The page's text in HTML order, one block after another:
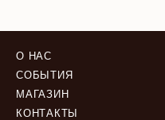
О НАС
СОБЫТИЯ
МАГАЗИН
КОНТАКТЫ